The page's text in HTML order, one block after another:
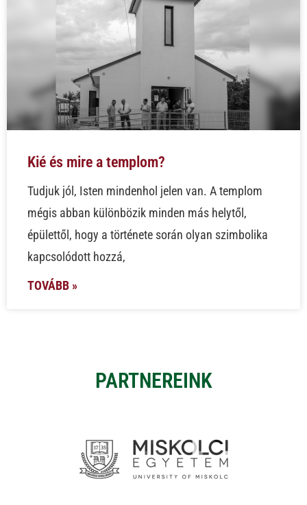
Kié és mire a templom?
Tudjuk jól, Isten mindenhol jelen van. A templom
mégis abban különbözik minden más helytől,
épülettől, hogy a története során olyan szimbolika
kapcsolódott hozzá,
TOVÁBB »
PARTNEREINK